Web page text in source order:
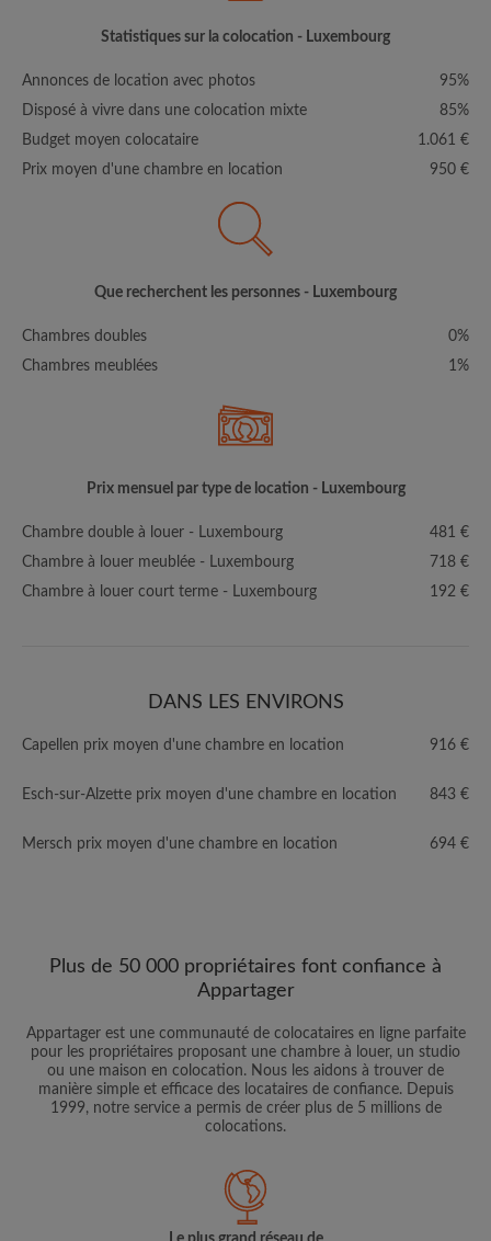
Statistiques sur la colocation - Luxembourg
Annonces de location avec photos
95%
Disposé à vivre dans une colocation mixte
85%
Budget moyen colocataire
1.061 €
Prix moyen d'une chambre en location
950 €
Que recherchent les personnes - Luxembourg
Chambres doubles
0%
Chambres meublées
1%
Prix mensuel par type de location - Luxembourg
Chambre double à louer - Luxembourg
481 €
Chambre à louer meublée - Luxembourg
718 €
Chambre à louer court terme - Luxembourg
192 €
DANS LES ENVIRONS
Capellen prix moyen d'une chambre en location 916 €
Esch-sur-Alzette prix moyen d'une chambre en location 843 €
Mersch prix moyen d'une chambre en location 694 €
Plus de 50 000 propriétaires font confiance à
Appartager
Appartager est une communauté de colocataires en ligne parfaite
pour les propriétaires proposant une chambre à louer, un studio
ou une maison en colocation. Nous les aidons à trouver de
manière simple et efficace des locataires de confiance. Depuis
1999, notre service a permis de créer plus de 5 millions de
colocations.